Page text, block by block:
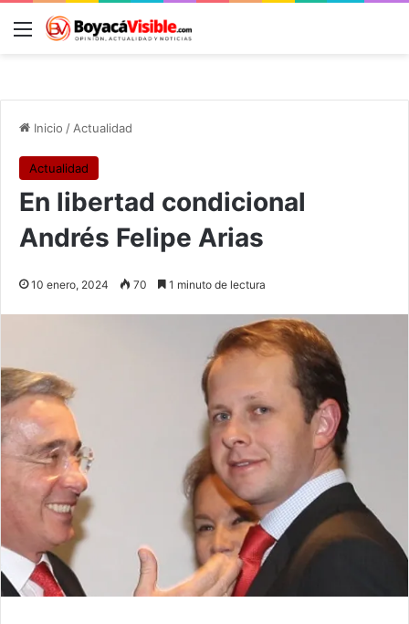
Menú
Inicio / Actualidad
Actualidad
En libertad condicional
Andrés Felipe Arias
10 enero, 2024 70 1 minuto de lectura